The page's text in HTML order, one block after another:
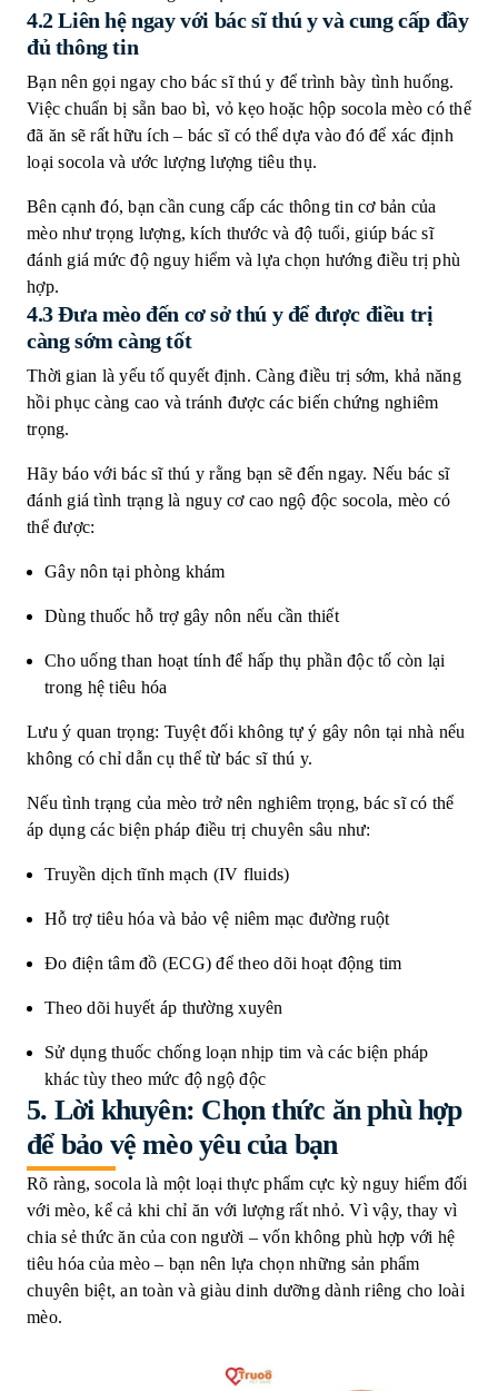
4.2Liên hệ ngay với bác sĩ thú y và cung cấp đầy
đủ thông tin
Bạn nên gọi ngay cho bác sĩ thú y để trình bày tình huống.
Việc chuẩn bị sẵn bao bì, vỏ kẹo hoặc hộp socola mèo có thể
đã ăn sẽ rất hữu ích – bác sĩ có thể dựa vào đó để xác định
loại socola và ước lượng lượng tiêu thụ.
Bên cạnh đó, bạn cần cung cấp các thông tin cơ bản của
mèo như trọng lượng, kích thước và độ tuổi, giúp bác sĩ
đánh giá mức độ nguy hiểm và lựa chọn hướng điều trị phù
hợp.
4.3Đưa mèo đến cơ sở thú y để được điều trị
càng sớm càng tốt
Thời gian là yếu tố quyết định. Càng điều trị sớm, khả năng
hồi phục càng cao và tránh được các biến chứng nghiêm
trọng.
Hãy báo với bác sĩ thú y rằng bạn sẽ đến ngay. Nếu bác sĩ
đánh giá tình trạng là nguy cơ cao ngộ độc socola, mèo có
thể được:
Gây nôn tại phòng khám
Dùng thuốc hỗ trợ gây nôn nếu cần thiết
Cho uống than hoạt tính để hấp thụ phần độc tố còn lại
trong hệ tiêu hóa
Lưu ý quan trọng: Tuyệt đối không tự ý gây nôn tại nhà nếu
không có chỉ dẫn cụ thể từ bác sĩ thú y.
Nếu tình trạng của mèo trở nên nghiêm trọng, bác sĩ có thể
áp dụng các biện pháp điều trị chuyên sâu như:
Truyền dịch tĩnh mạch (IV fluids)
Hỗ trợ tiêu hóa và bảo vệ niêm mạc đường ruột
Đo điện tâm đồ (ECG) để theo dõi hoạt động tim
Theo dõi huyết áp thường xuyên
Sử dụng thuốc chống loạn nhịp tim và các biện pháp
khác tùy theo mức độ ngộ độc
5. Lời khuyên: Chọn thức ăn phù hợp
để bảo vệ mèo yêu của bạn
Rõ ràng, socola là một loại thực phẩm cực kỳ nguy hiểm đối
với mèo, kể cả khi chỉ ăn với lượng rất nhỏ. Vì vậy, thay vì
chia sẻ thức ăn của con người – vốn không phù hợp với hệ
tiêu hóa của mèo – bạn nên lựa chọn những sản phẩm
chuyên biệt, an toàn và giàu dinh dưỡng dành riêng cho loài
mèo.